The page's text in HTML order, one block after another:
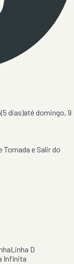
(5 dias)atédomingo, 9
Tornada e Salir do
Linha D
Infinita